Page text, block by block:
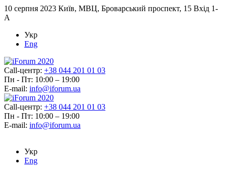
10 серпня 2023 Київ, МВЦ, Броварський проспект, 15 Вхід 1-
А
Укр
Eng
Call-центр: +38 044 201 01 03
Пн - Пт: 10:00 – 19:00
E-mail: info@iforum.ua
Call-центр: +38 044 201 01 03
Пн - Пт: 10:00 – 19:00
E-mail: info@iforum.ua
Укр
Eng